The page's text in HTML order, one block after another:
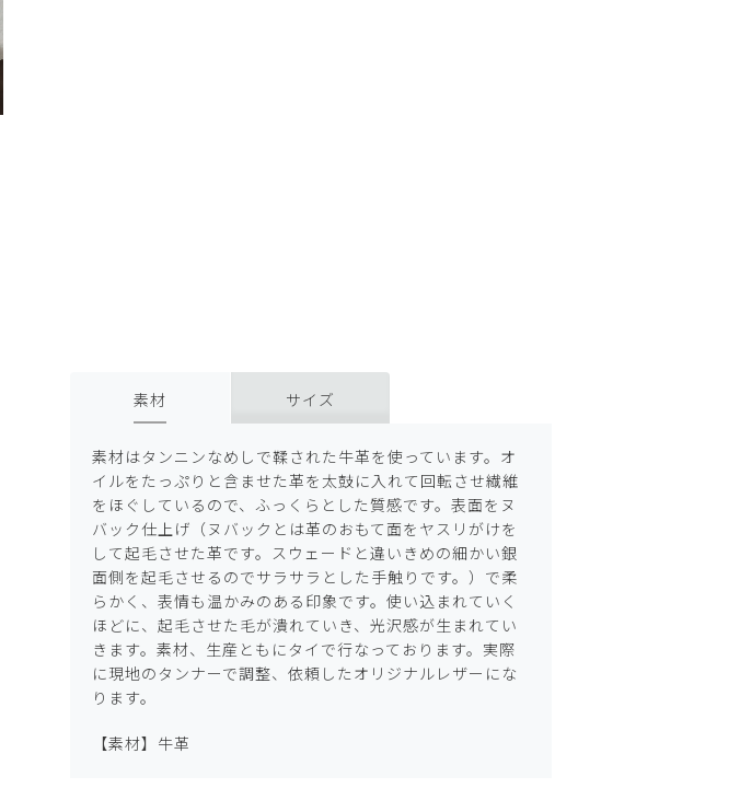
素材 サイズ
素材はタンニンなめしで鞣された牛革を使っています。オ
イルをたっぷりと含ませた革を太鼓に入れて回転させ繊維
をほぐしているので、ふっくらとした質感です。表面をヌ
バック仕上げ（ヌバックとは革のおもて面をヤスリがけを
して起毛させた革です。スウェードと違いきめの細かい銀
面側を起毛させるのでサラサラとした手触りです。）で柔
らかく、表情も温かみのある印象です。使い込まれていく
ほどに、起毛させた毛が潰れていき、光沢感が生まれてい
きます。素材、生産ともにタイで行なっております。実際
に現地のタンナーで調整、依頼したオリジナルレザーにな
ります。
【素材】牛革